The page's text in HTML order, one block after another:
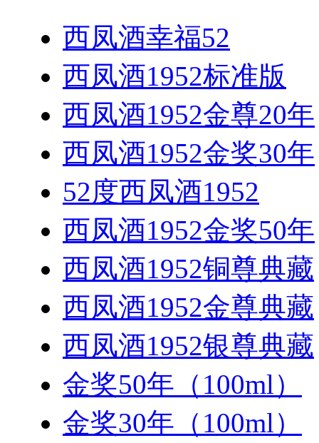
西凤酒幸福52
西凤酒1952标准版
西凤酒1952金尊20年
西凤酒1952金奖30年
52度西凤酒1952
西凤酒1952金奖50年
西凤酒1952铜尊典藏
西凤酒1952金尊典藏
西凤酒1952银尊典藏
金奖50年（100ml）
金奖30年（100ml）